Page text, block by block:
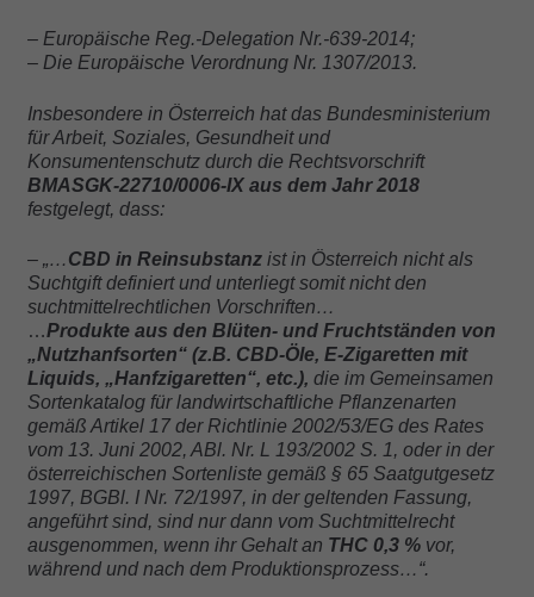
– Europäische Reg.-Delegation Nr.-639-2014;
– Die Europäische Verordnung Nr. 1307/2013.
Insbesondere in Österreich hat das Bundesministerium
für Arbeit, Soziales, Gesundheit und
Konsumentenschutz durch die Rechtsvorschrift
BMASGK-22710/0006-IX aus dem Jahr 2018
festgelegt, dass:
– „… CBD in Reinsubstanzist in Österreich nicht als
Suchtgift definiert und unterliegt somit nicht den
suchtmittelrechtlichen Vorschriften…
…Produkte aus den Blüten- und Fruchtständen von
„Nutzhanfsorten“ (z.B. CBD-Öle, E-Zigaretten mit
Liquids, „Hanfzigaretten“, etc.), die im Gemeinsamen
Sortenkatalog für landwirtschaftliche Pflanzenarten
gemäß Artikel 17 der Richtlinie 2002/53/EG des Rates
vom 13. Juni 2002, ABl. Nr. L 193/2002 S. 1, oder in der
österreichischen Sortenliste gemäß § 65 Saatgutgesetz
1997, BGBl. I Nr. 72/1997, in der geltenden Fassung,
angeführt sind, sind nur dann vom Suchtmittelrecht
ausgenommen, wenn ihr Gehalt an THC 0,3 %vor,
während und nach dem Produktionsprozess…“.